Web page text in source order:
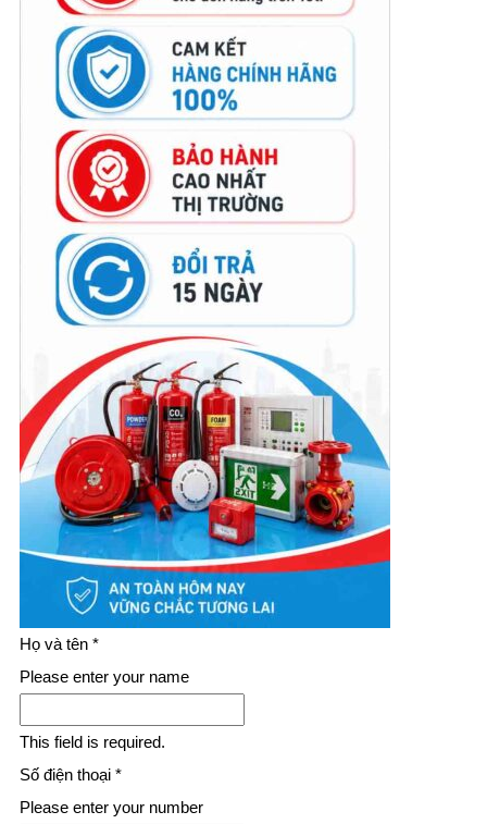
Họ và tên *
Please enter your name
This field is required.
Số điện thoại *
Please enter your number